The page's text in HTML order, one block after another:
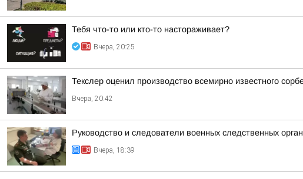
Тебя что-то или кто-то настораживает?
Вчера, 20:25
Текслер оценил производство всемирно известного
Вчера, 20:42
Руководство и следователи военных следственных
Вчера, 18:39